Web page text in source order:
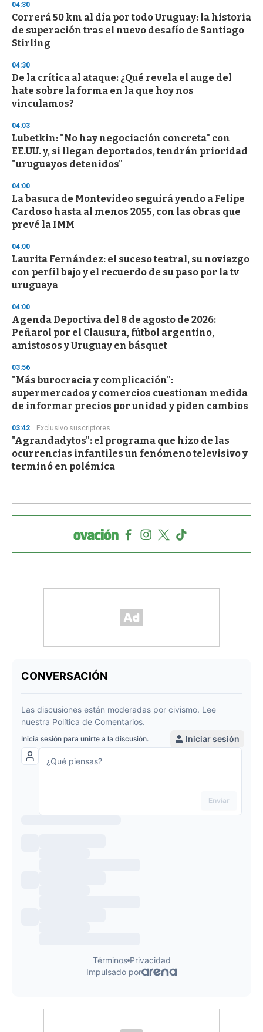
d
s
o
f
3
s
e
c
o
n
s
04:30
Correrá 50 km al día por todo Uruguay: la historia
de superación tras el nuevo desafío de Santiago
Stirling
04:30
De la crítica al ataque: ¿Qué revela el auge del
hate sobre la forma en la que hoy nos
vinculamos?
04:03
Lubetkin: "No hay negociación concreta" con
EE.UU. y, si llegan deportados, tendrán prioridad
"uruguayos detenidos"
04:00
La basura de Montevideo seguirá yendo a Felipe
Cardoso hasta al menos 2055, con las obras que
prevé la IMM
04:00
Laurita Fernández: el suceso teatral, su noviazgo
con perfil bajo y el recuerdo de su paso por la tv
uruguaya
04:00
Agenda Deportiva del 8 de agosto de 2026:
Peñarol por el Clausura, fútbol argentino,
amistosos y Uruguay en básquet
03:56
"Más burocracia y complicación":
supermercados y comercios cuestionan medida
de informar precios por unidad y piden cambios
03:42 Exclusivo suscriptores
"Agrandadytos": el programa que hizo de las
ocurrencias infantiles un fenómeno televisivo y
terminó en polémica